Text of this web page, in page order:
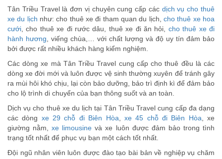
Tân Triều Travel là đơn vị chuyên cung cấp các dịch vụ cho thuê
xe du lịch như: cho thuê xe đi tham quan du lịch,cho thuê xe hoa
cưới , cho thuê xe đi rước dâu, thuê xe đi ăn hỏi, cho thuê xe đi
hành hương , viếng chùa,… với chất lượng và độ uy tín đảm bảo
bởi được rất nhiều khách hàng kiểm nghiệm.
Các dòng xe mà Tân Triều Travel cung cấp cho thuê đều là các
dòng xe đời mới và luôn được vệ sinh thường xuyên để tránh gây
ra mùi hôi khó chịu, lại còn bảo dưỡng, bảo trì định kì để đảm bảo
cho lộ trình di chuyển của bạn thông suốt và an toàn.
Dịch vụ cho thuê xe du lịch tại Tân Triều Travel cung cấp đa dạng
các dòng xe 29 chỗ đi Biên Hòa xe 45 chỗ đi Biên Hòa , xe
giường nằm,xe limousine và xe luôn được đảm bảo trong tình
trạng tốt nhất để phục vụ bạn một cách tốt nhất.
Đội ngũ nhân viên luôn được đào tạo bài bản về nghiệp vụ chăm